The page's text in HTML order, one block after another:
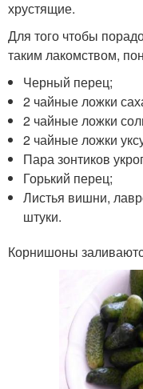
хрустящие.
Для того чтобы
таким лакомством,
Черный перец;
2 чайные ложки
2 чайные ложки
2 чайные ложки
Пара зонтиков
Горький перец;
Листья вишни,
штуки.
Корнишоны